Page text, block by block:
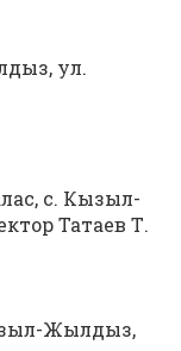
ул.
с. Кызыл-
Татаев Т.
Жылдыз,